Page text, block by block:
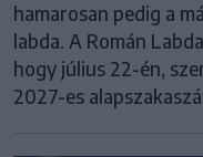
hamarosan pedig a
labda. A Román
hogy július 22-én,
2027-es